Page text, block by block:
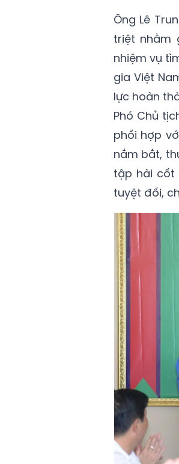
Ông Lê
triệt nhằm
nhiệm vụ
gia Việt
lực hoàn
Phó Chủ
phối hợp
nắm bắt,
tập hài cốt
tuyệt đối,